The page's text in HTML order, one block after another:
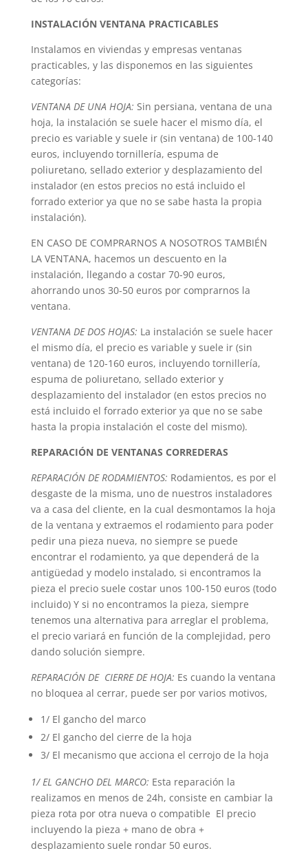
INSTALACIÓN VENTANA PRACTICABLES
Instalamos en viviendas y empresas ventanas
practicables, y las disponemos en las siguientes
categorías:
VENTANA DE UNA HOJA: Sin persiana, ventana de una
hoja, la instalación se suele hacer el mismo día, el
precio es variable y suele ir (sin ventana) de 100-140
euros, incluyendo tornillería, espuma de
poliuretano, sellado exterior y desplazamiento del
instalador (en estos precios no está incluido el
forrado exterior ya que no se sabe hasta la propia
instalación).
EN CASO DE COMPRARNOS A NOSOTROS TAMBIÉN
LA VENTANA, hacemos un descuento en la
instalación, llegando a costar 70-90 euros,
ahorrando unos 30-50 euros por comprarnos la
ventana.
VENTANA DE DOS HOJAS: La instalación se suele hacer
el mismo día, el precio es variable y suele ir (sin
ventana) de 120-160 euros, incluyendo tornillería,
espuma de poliuretano, sellado exterior y
desplazamiento del instalador (en estos precios no
está incluido el forrado exterior ya que no se sabe
hasta la propia instalación el coste del mismo).
REPARACIÓN DE VENTANAS CORREDERAS
REPARACIÓN DE RODAMIENTOS: Rodamientos, es por el
desgaste de la misma, uno de nuestros instaladores
va a casa del cliente, en la cual desmontamos la hoja
de la ventana y extraemos el rodamiento para poder
pedir una pieza nueva, no siempre se puede
encontrar el rodamiento, ya que dependerá de la
antigüedad y modelo instalado, si encontramos la
pieza el precio suele costar unos 100-150 euros (todo
incluido) Y si no encontramos la pieza, siempre
tenemos una alternativa para arreglar el problema,
el precio variará en función de la complejidad, pero
dando solución siempre.
REPARACIÓN DE CIERRE DE HOJA: Es cuando la ventana
no bloquea al cerrar, puede ser por varios motivos,
1/ El gancho del marco
2/ El gancho del cierre de la hoja
3/ El mecanismo que acciona el cerrojo de la hoja
1/ EL GANCHO DEL MARCO: Esta reparación la
realizamos en menos de 24h, consiste en cambiar la
pieza rota por otra nueva o compatible El precio
incluyendo la pieza + mano de obra +
desplazamiento suele rondar 50 euros.